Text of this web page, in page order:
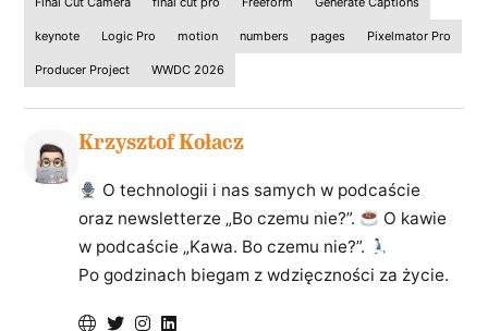
keynote Logic Pro motion numbers pages Pixelmator Pro
Producer Project WWDC 2026
Krzysztof Kołacz
O technologii i nas samych w podcaście
oraz newsletterze „Bo czemu nie?”.
O kawie
w podcaście „Kawa. Bo czemu nie?”.
Po godzinach biegam z wdzięczności za życie.